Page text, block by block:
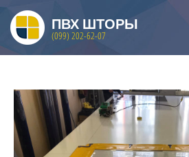
ПВХ ШТОРЫ
(099) 202-62-07